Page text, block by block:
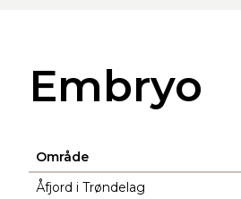
Embryo
Område
Åfjord i Trøndelag